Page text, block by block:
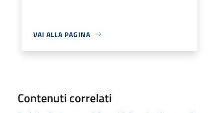
VAI ALLA PAGINA
Contenuti correlati